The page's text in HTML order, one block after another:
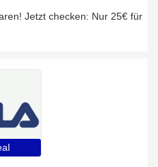
Jetzt checken: Nur 25€ für